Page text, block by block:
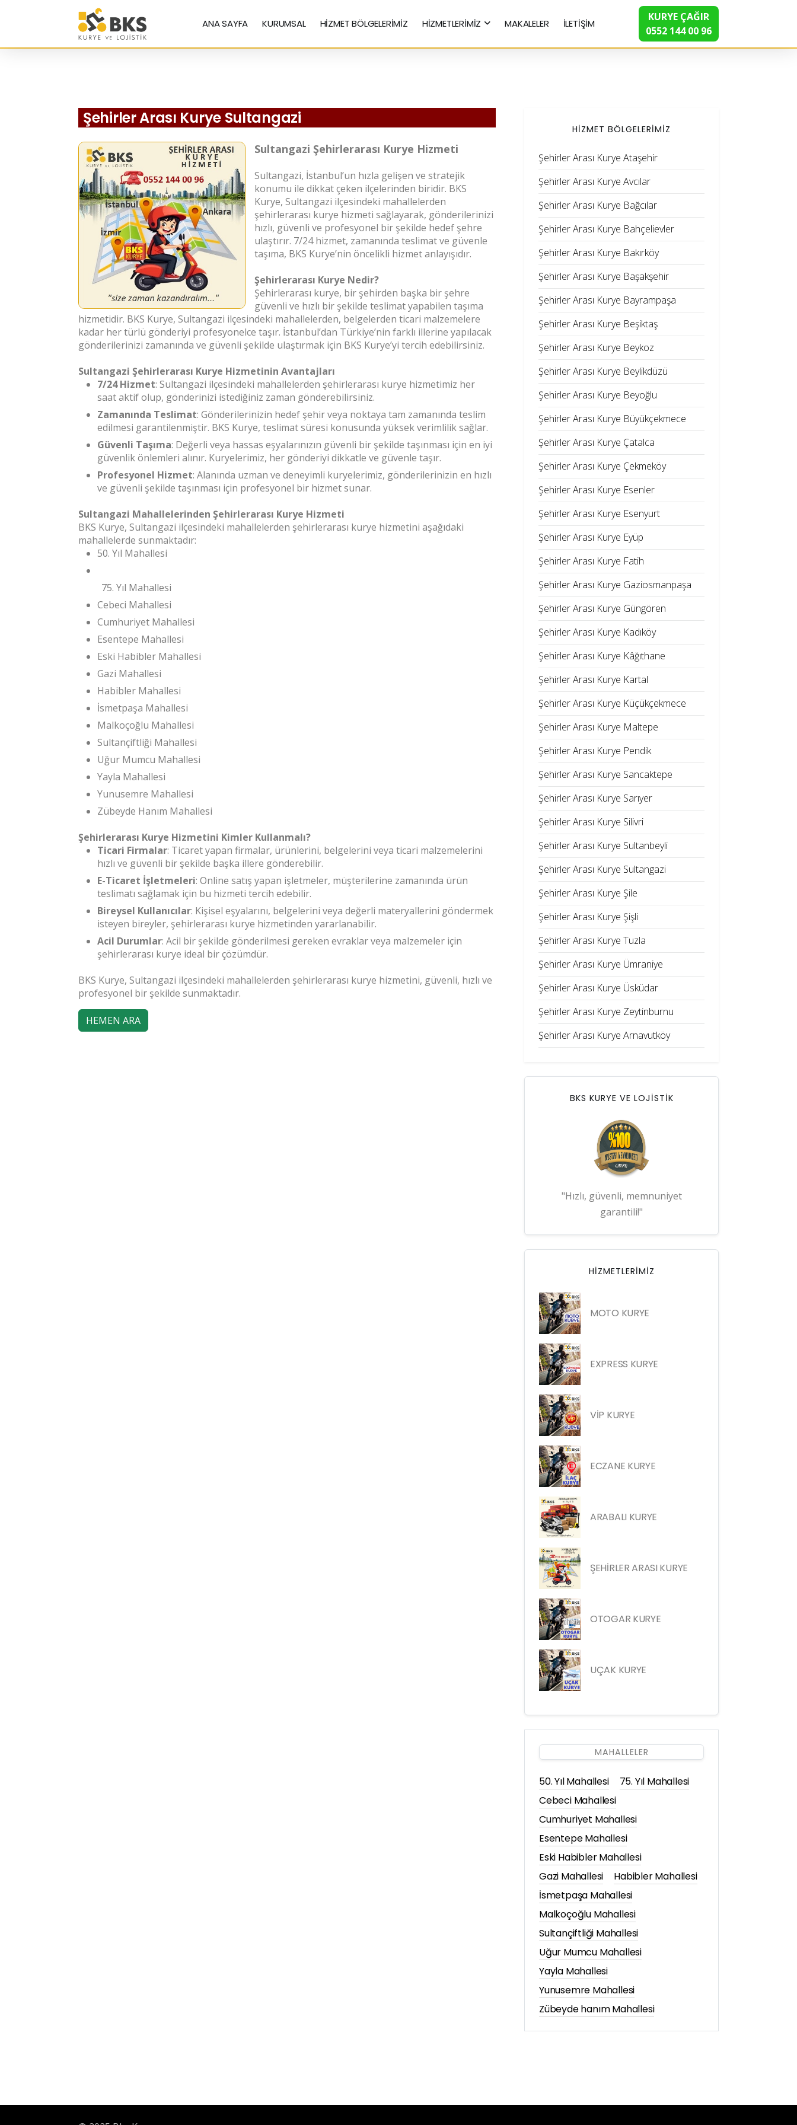
ANA SAYFA KURUMSAL HİZMET BÖLGELERİMİZ HİZMETLERİMİZ MAKALELER İLETİŞİM
KURYE ÇAĞIR
0552 144 00 96
Şehirler Arası Kurye Sultangazi
Sultangazi Şehirlerarası Kurye Hizmeti
Sultangazi, İstanbul’un hızla gelişen ve stratejik
konumu ile dikkat çeken ilçelerinden biridir. BKS
Kurye, Sultangazi ilçesindeki mahallelerden
şehirlerarası kurye hizmeti sağlayarak, gönderilerinizi
hızlı, güvenli ve profesyonel bir şekilde hedef şehre
ulaştırır. 7/24 hizmet, zamanında teslimat ve güvenle
taşıma, BKS Kurye’nin öncelikli hizmet anlayışıdır.
Şehirlerarası Kurye Nedir?
Şehirlerarası kurye, bir şehirden başka bir şehre
güvenli ve hızlı bir şekilde teslimat yapabilen taşıma
hizmetidir. BKS Kurye, Sultangazi ilçesindeki mahallelerden, belgelerden ticari malzemelere
kadar her türlü gönderiyi profesyonelce taşır. İstanbul’dan Türkiye’nin farklı illerine yapılacak
gönderilerinizi zamanında ve güvenli şekilde ulaştırmak için BKS Kurye’yi tercih edebilirsiniz.
Sultangazi Şehirlerarası Kurye Hizmetinin Avantajları
7/24 Hizmet: Sultangazi ilçesindeki mahallelerden şehirlerarası kurye hizmetimiz her
saat aktif olup, gönderinizi istediğiniz zaman gönderebilirsiniz.
Zamanında Teslimat: Gönderilerinizin hedef şehir veya noktaya tam zamanında teslim
edilmesi garantilenmiştir. BKS Kurye, teslimat süresi konusunda yüksek verimlilik sağlar.
Güvenli Taşıma: Değerli veya hassas eşyalarınızın güvenli bir şekilde taşınması için en iyi
güvenlik önlemleri alınır. Kuryelerimiz, her gönderiyi dikkatle ve güvenle taşır.
Profesyonel Hizmet: Alanında uzman ve deneyimli kuryelerimiz, gönderilerinizin en hızlı
ve güvenli şekilde taşınması için profesyonel bir hizmet sunar.
Sultangazi Mahallelerinden Şehirlerarası Kurye Hizmeti
BKS Kurye, Sultangazi ilçesindeki mahallelerden şehirlerarası kurye hizmetini aşağıdaki
mahallelerde sunmaktadır:
50. Yıl Mahallesi
Yıl Mahallesi
Cebeci Mahallesi
Cumhuriyet Mahallesi
Esentepe Mahallesi
Eski Habibler Mahallesi
Gazi Mahallesi
Habibler Mahallesi
İsmetpaşa Mahallesi
Malkoçoğlu Mahallesi
Sultançiftliği Mahallesi
Uğur Mumcu Mahallesi
Yayla Mahallesi
Yunusemre Mahallesi
Zübeyde Hanım Mahallesi
Şehirlerarası Kurye Hizmetini Kimler Kullanmalı?
Ticari Firmalar: Ticaret yapan firmalar, ürünlerini, belgelerini veya ticari malzemelerini
hızlı ve güvenli bir şekilde başka illere gönderebilir.
E-Ticaret İşletmeleri: Online satış yapan işletmeler, müşterilerine zamanında ürün
teslimatı sağlamak için bu hizmeti tercih edebilir.
Bireysel Kullanıcılar: Kişisel eşyalarını, belgelerini veya değerli materyallerini göndermek
isteyen bireyler, şehirlerarası kurye hizmetinden yararlanabilir.
Acil Durumlar: Acil bir şekilde gönderilmesi gereken evraklar veya malzemeler için
şehirlerarası kurye ideal bir çözümdür.
BKS Kurye, Sultangazi ilçesindeki mahallelerden şehirlerarası kurye hizmetini, güvenli, hızlı ve
profesyonel bir şekilde sunmaktadır.
HEMEN ARA
HİZMET BÖLGELERİMİZ
Şehirler Arası Kurye Ataşehir
Şehirler Arası Kurye Avcılar
Şehirler Arası Kurye Bağcılar
Şehirler Arası Kurye Bahçelievler
Şehirler Arası Kurye Bakırköy
Şehirler Arası Kurye Başakşehir
Şehirler Arası Kurye Bayrampaşa
Şehirler Arası Kurye Beşiktaş
Şehirler Arası Kurye Beykoz
Şehirler Arası Kurye Beylikdüzü
Şehirler Arası Kurye Beyoğlu
Şehirler Arası Kurye Büyükçekmece
Şehirler Arası Kurye Çatalca
Şehirler Arası Kurye Çekmeköy
Şehirler Arası Kurye Esenler
Şehirler Arası Kurye Esenyurt
Şehirler Arası Kurye Eyüp
Şehirler Arası Kurye Fatih
Şehirler Arası Kurye Gaziosmanpaşa
Şehirler Arası Kurye Güngören
Şehirler Arası Kurye Kadıköy
Şehirler Arası Kurye Kâğıthane
Şehirler Arası Kurye Kartal
Şehirler Arası Kurye Küçükçekmece
Şehirler Arası Kurye Maltepe
Şehirler Arası Kurye Pendik
Şehirler Arası Kurye Sancaktepe
Şehirler Arası Kurye Sarıyer
Şehirler Arası Kurye Silivri
Şehirler Arası Kurye Sultanbeyli
Şehirler Arası Kurye Sultangazi
Şehirler Arası Kurye Şile
Şehirler Arası Kurye Şişli
Şehirler Arası Kurye Tuzla
Şehirler Arası Kurye Ümraniye
Şehirler Arası Kurye Üsküdar
Şehirler Arası Kurye Zeytinburnu
Şehirler Arası Kurye Arnavutköy
BKS KURYE VE LOJİSTİK
"Hızlı, güvenli, memnuniyet
garantili!"
HIZMETLERIMIZ
MOTO KURYE
EXPRESS KURYE
VİP KURYE
ECZANE KURYE
ARABALI KURYE
ŞEHİRLER ARASI KURYE
OTOGAR KURYE
UÇAK KURYE
MAHALLELER
50. Yıl Mahallesi
75. Yıl Mahallesi
Cebeci Mahallesi
Cumhuriyet Mahallesi
Esentepe Mahallesi
Eski Habibler Mahallesi
Gazi Mahallesi
Habibler Mahallesi
İsmetpaşa Mahallesi
Malkoçoğlu Mahallesi
Sultançiftliği Mahallesi
Uğur Mumcu Mahallesi
Yayla Mahallesi
Yunusemre Mahallesi
Zübeyde hanım Mahallesi